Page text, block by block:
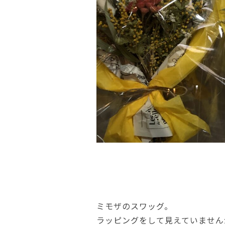
ミモザのスワッグ。
ラッピングをして見えていませ